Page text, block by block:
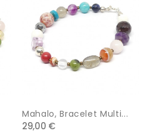
Mahalo, Bracelet Multi...
29,00 €